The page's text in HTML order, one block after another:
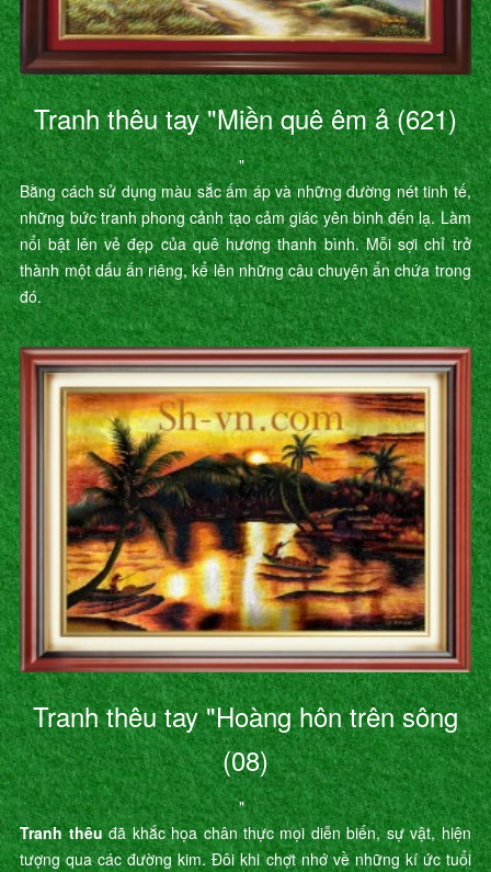
Tranh thêu tay "Miền quê êm ả (621)
"
Bằng cách sử dụng màu sắc ấm áp và những đường nét tinh tế,
những bức tranh phong cảnh tạo cảm giác yên bình đến lạ. Làm
nổi bật lên vẻ đẹp của quê hương thanh bình. Mỗi sợi chỉ trở
thành một dấu ấn riêng, kể lên những câu chuyện ẩn chứa trong
đó.
Tranh thêu tay "Hoàng hôn trên sông
(08)
"
Tranh thêuđã khắc họa chân thực mọi diễn biến, sự vật, hiện
tượng qua các đường kim. Đôi khi chợt nhớ về những kí ức tuổi